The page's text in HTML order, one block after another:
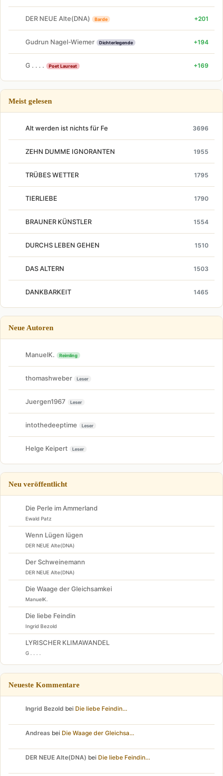
DER NEUE Alte(DNA) Barde +201
Gudrun Nagel-Wiemer Dichterlegende +194
G . . . . Poet Laureat +169
Meist gelesen
Alt werden ist nichts für Fe 3696
ZEHN DUMME IGNORANTEN 1955
TRÜBES WETTER 1795
TIERLIEBE 1790
BRAUNER KÜNSTLER 1554
DURCHS LEBEN GEHEN 1510
DAS ALTERN 1503
DANKBARKEIT 1465
Neue Autoren
ManuelK. Reimling
thomashweber Leser
Juergen1967 Leser
intothedeeptime Leser
Helge Keipert Leser
Neu veröffentlicht
Die Perle im Ammerland
Ewald Patz
Wenn Lügen lügen
DER NEUE Alte(DNA)
Der Schweinemann
DER NEUE Alte(DNA)
Die Waage der Gleichsamkei
ManuelK.
Die liebe Feindin
Ingrid Bezold
LYRISCHER KLIMAWANDEL
G . . . .
Neueste Kommentare
Ingrid Bezold bei Die liebe Feindin…
Andreas bei Die Waage der Gleichsa…
DER NEUE Alte(DNA) bei Die liebe Feindin…